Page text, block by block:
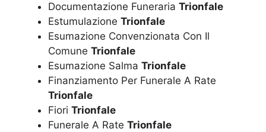
Documentazione Funeraria Trionfale
Estumulazione Trionfale
Esumazione Convenzionata Con Il
Comune Trionfale
Esumazione Salma Trionfale
Finanziamento Per Funerale A Rate
Trionfale
Fiori Trionfale
Funerale A Rate Trionfale